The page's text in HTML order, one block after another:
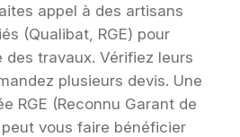
appel à des artisans
(Qualibat, RGE) pour
des travaux. Vérifiez leurs
plusieurs devis. Une
RGE (Reconnu Garant de
peut vous faire bénéficier